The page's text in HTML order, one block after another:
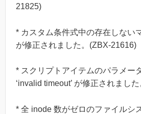
21825)
* カスタム条件式中の存在しない
が修正されました。(ZBX-21616)
* スクリプトアイテムのパラメー
‘invalid timeout’ が修正されまし
* 全 inode 数がゼロのファイルシ